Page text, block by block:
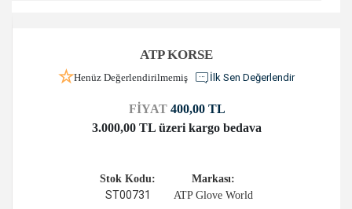
ATP KORSE
Henüz Değerlendirilmemiş İlk Sen Değerlendir
FİYAT 400,00 TL
3.000,00 TL üzeri kargo bedava
Stok Kodu:
ST00731
Markası:
ATP Glove World